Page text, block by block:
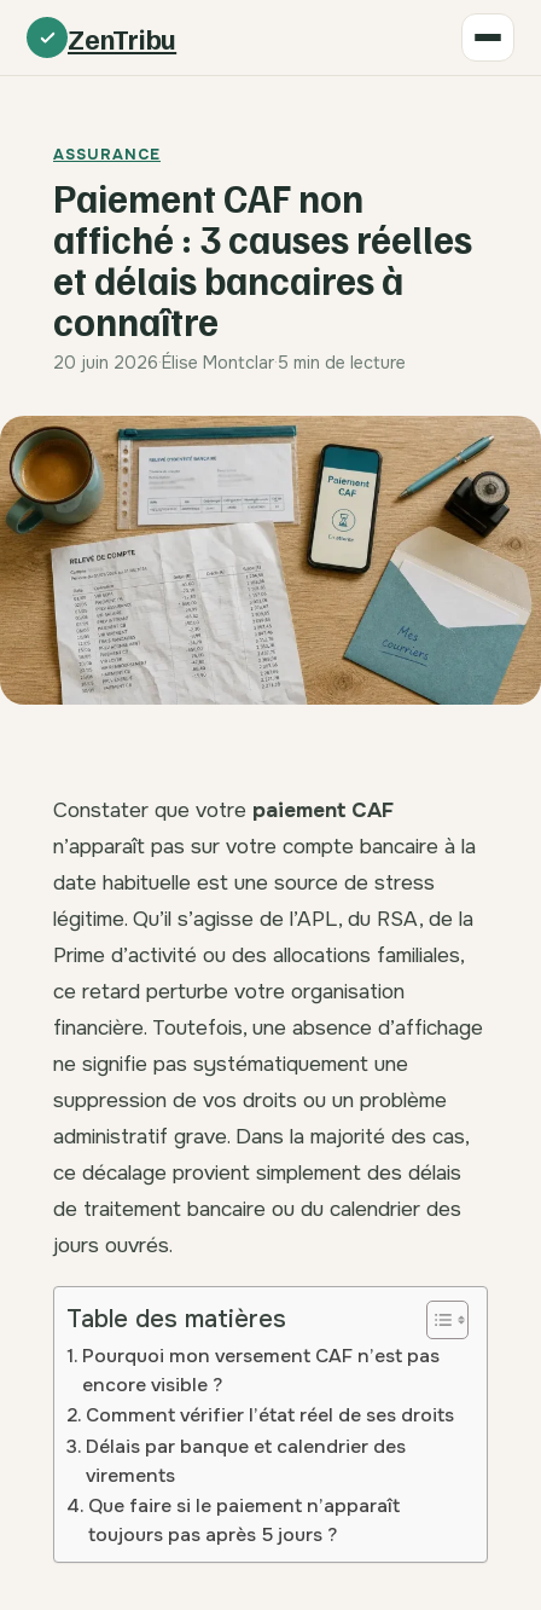
ZenTribu
ASSURANCE
Paiement CAF non
affiché : 3 causes réelles
et délais bancaires à
connaître
20 juin 2026·Élise Montclar·5 min de lecture
Constater que votre paiement CAF
n’apparaît pas sur votre compte bancaire à la
date habituelle est une source de stress
légitime. Qu’il s’agisse de l’APL, du RSA, de la
Prime d’activité ou des allocations familiales,
ce retard perturbe votre organisation
financière. Toutefois, une absence d’affichage
ne signifie pas systématiquement une
suppression de vos droits ou un problème
administratif grave. Dans la majorité des cas,
ce décalage provient simplement des délais
de traitement bancaire ou du calendrier des
jours ouvrés.
Table des matières
Pourquoi mon versement CAF n’est pas
encore visible ?
Comment vérifier l’état réel de ses droits
Délais par banque et calendrier des
virements
Que faire si le paiement n’apparaît
toujours pas après 5 jours ?